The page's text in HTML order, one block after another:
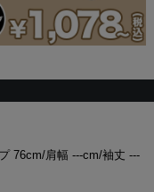
76cm/肩幅 ---cm/袖丈 ---